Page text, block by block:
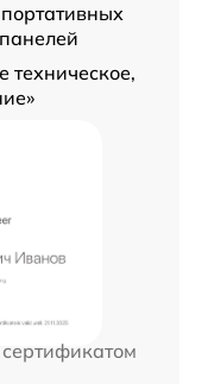
техническое,